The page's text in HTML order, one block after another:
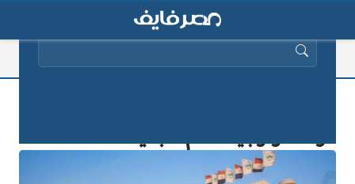
البحث عن: